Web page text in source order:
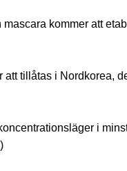
kommer att
tillåtas i Nordkorea,
i